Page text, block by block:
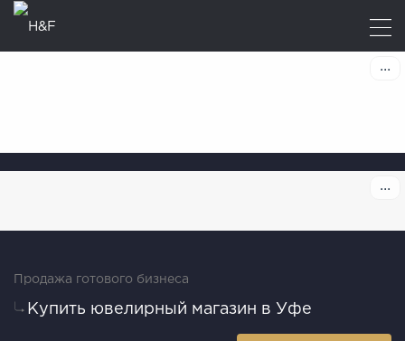
Продажа готового бизнеса
Купить ювелирный магазин в Уфе